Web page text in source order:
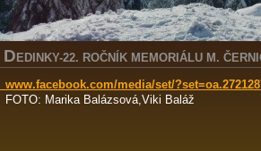
D EDINKY-22. ROČNÍK MEMORIÁLU M.
www.facebook.com/media/set/
FOTO: Marika Balázsová,Viki Baláž